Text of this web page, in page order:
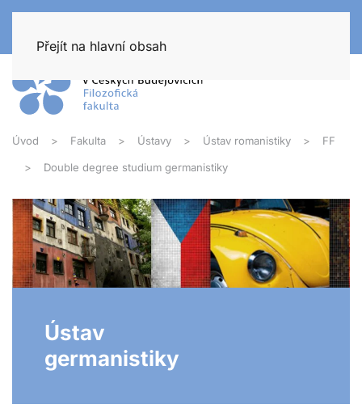
Přejít na hlavní obsah
Úvod Fakulta Ústavy Ústav romanistiky FF
Double degree studium germanistiky
Ústav
germanistiky